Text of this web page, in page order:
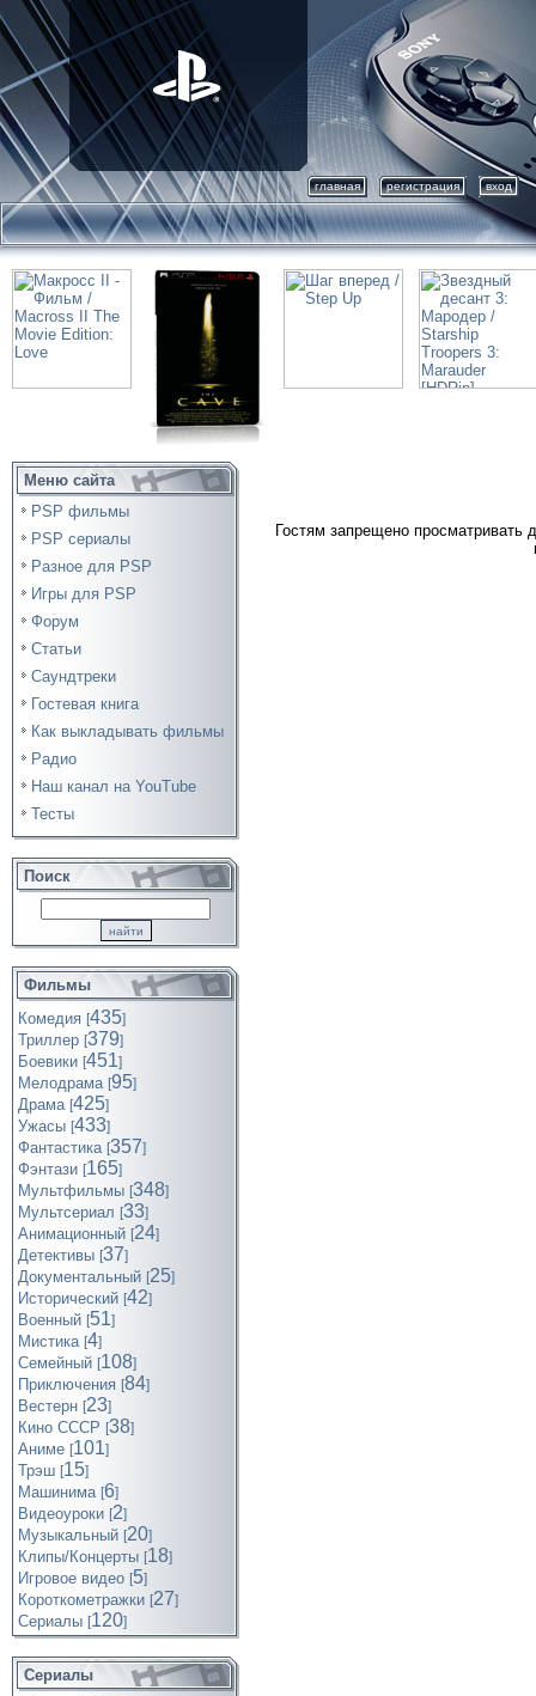
главная регистрация вход
Меню сайта
PSP фильмы
PSP сериалы
Разное для PSP
Игры для PSP
Форум
Статьи
Саундтреки
Гостевая книга
Как выкладывать фильмы
Радио
Наш канал на YouTube
Тесты
Поиск
Фильмы
Комедия [435]
Триллер [379]
Боевики [451]
Мелодрама [95]
Драма [425]
Ужасы [433]
Фантастика [357]
Фэнтази [165]
Мультфильмы [348]
Мультсериал [33]
Анимационный [24]
Детективы [37]
Документальный [25]
Исторический [42]
Военный [51]
Мистика [4]
Семейный [108]
Приключения [84]
Вестерн [23]
Кино СССР [38]
Аниме [101]
Трэш [15]
Машинима [6]
Видеоуроки [2]
Музыкальный [20]
Клипы/Концерты [18]
Игровое видео [5]
Короткометражки [27]
Cериалы [120]
Сериалы
Гостям запрещено просматривать